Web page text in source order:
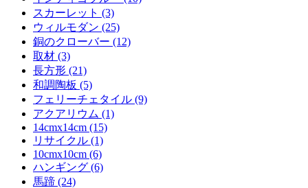
スカーレット (3)
ウィルモダン (25)
銅のクローバー (12)
取材 (3)
長方形 (21)
和調陶板 (5)
フェリーチェタイル (9)
アクアリウム (1)
14cmx14cm (15)
リサイクル (1)
10cmx10cm (6)
ハンギング (6)
馬蹄 (24)